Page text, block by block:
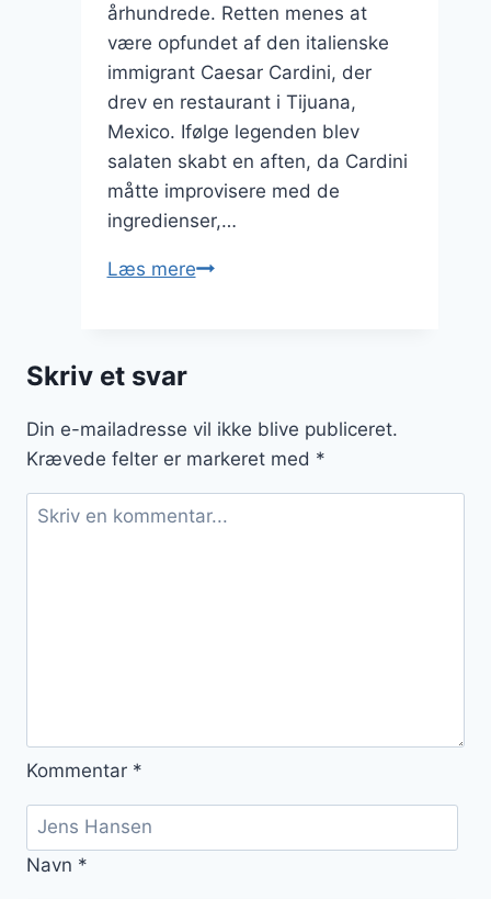
århundrede. Retten menes at
være opfundet af den italienske
immigrant Caesar Cardini, der
drev en restaurant i Tijuana,
Mexico. Ifølge legenden blev
salaten skabt en aften, da Cardini
måtte improvisere med de
ingredienser,…
Læs mereCæsarsalat
Skriv et svar
Din e-mailadresse vil ikke blive publiceret.
Krævede felter er markeret med *
Kommentar *
Navn *